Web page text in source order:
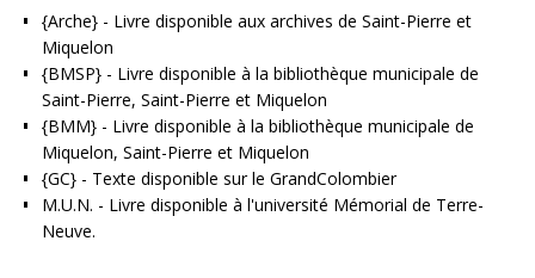
{Arche} - Livre disponible aux archives de Saint-Pierre et
Miquelon
{BMSP} - Livre disponible à la bibliothèque municipale de
Saint-Pierre, Saint-Pierre et Miquelon
{BMM} - Livre disponible à la bibliothèque municipale de
Miquelon, Saint-Pierre et Miquelon
{GC} - Texte disponible sur le GrandColombier
M.U.N. - Livre disponible à l'université Mémorial de Terre-
Neuve.